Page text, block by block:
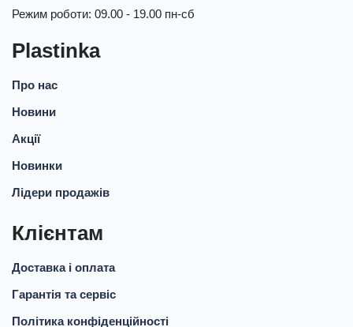
Plastinka
Про нас
Новини
Акції
Новинки
Лідери продажів
Клієнтам
Доставка і оплата
Гарантія та сервіс
Політика конфіденційності
Режим роботи: 09.00 - 19.00 пн-сб